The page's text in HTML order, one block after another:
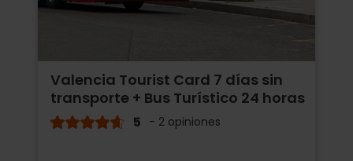
Valencia Tourist Card 7 días sin
transporte + Bus Turístico 24 horas
5 - 2 opiniones